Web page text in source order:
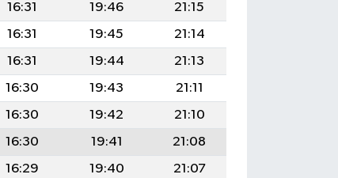
16:31 19:46
21:15
16:31 19:45
21:14
16:31 19:44
21:13
16:30 19:43
21:11
16:30 19:42
21:10
16:30 19:41
21:08
16:29 19:40
21:07